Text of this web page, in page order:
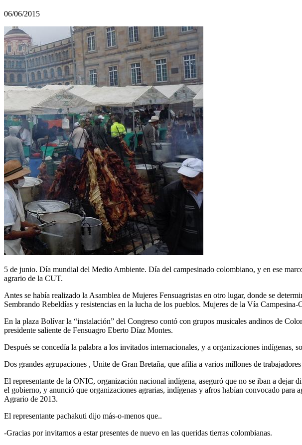
06/06/2015
5 de junio. Día mundial del Medio Ambiente. Día del campesinado colombiano, y en ese
agrario de la CUT.
Antes se había realizado la Asamblea de Mujeres Fensuagristas en otro lugar, donde se
Sembrando Rebeldías y resistencias en la lucha de los pueblos. Mujeres de la Vía
En la plaza Bolívar la “instalación” del Congreso contó con grupos musicales andinos de
presidente saliente de Fensuagro Eberto Díaz Montes.
Después se concedía la palabra a los invitados internacionales, y a organizaciones indígenas,
Dos grandes agrupaciones , Unite de Gran Bretaña, que afilia a varios millones de
El representante de la ONIC, organización nacional indígena, aseguró que no se iban a
el gobierno, y anunció que organizaciones agrarias, indígenas y afros habían convocado
Agrario de 2013.
El representante pachakuti dijo más-o-menos que..
-Gracias por invitarnos a estar presentes de nuevo en las queridas tierras colombianas.